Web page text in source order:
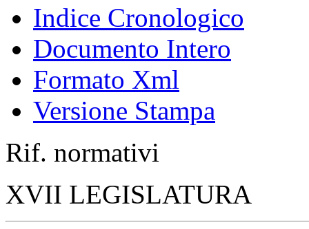
Indice Cronologico
Documento Intero
Formato Xml
Versione Stampa
Rif. normativi
XVII LEGISLATURA